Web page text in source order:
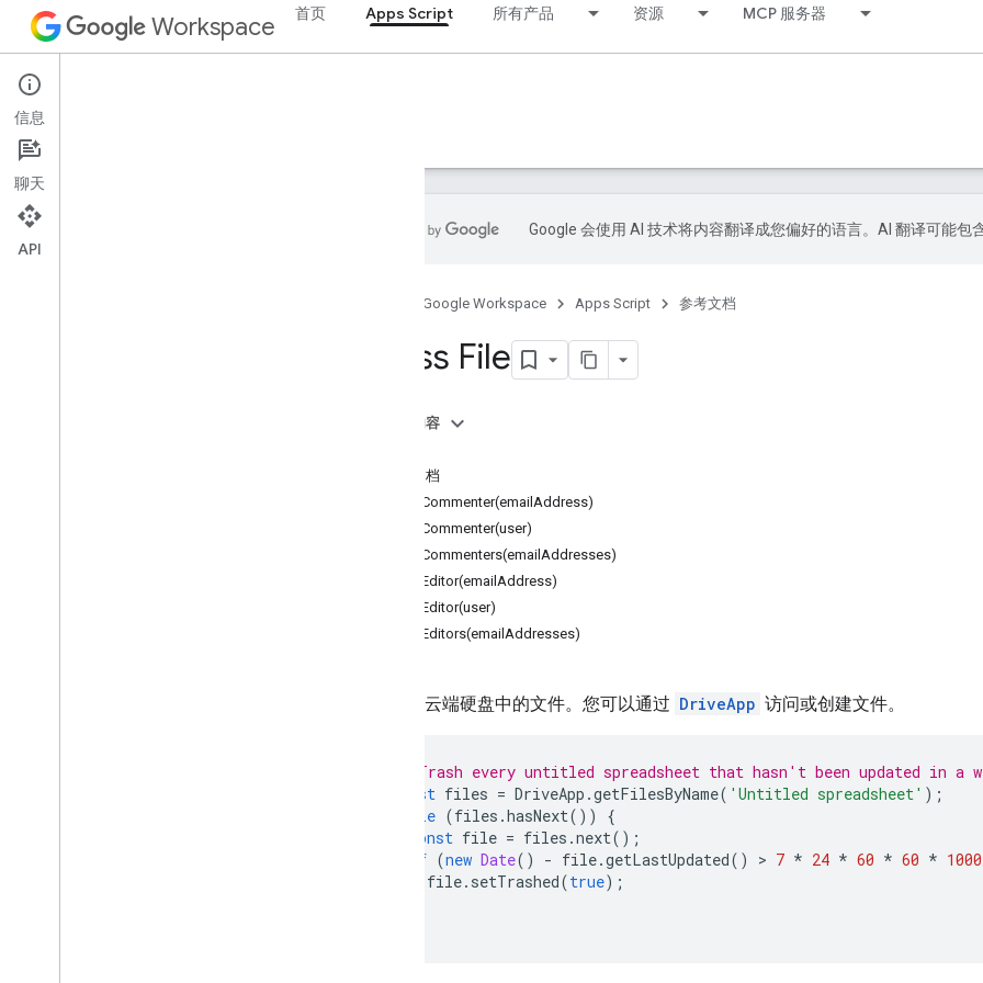
Workspace 首页 Apps Script 所有产品 资源 MCP 服务器
Apps Script
概览
Google 会使用 AI 技术将内容翻译成您偏好的语言。AI 翻译可能包
Google Workspace Apps Script 参考文档
Class File
本页内容
详细文档
addCommenter(emailAddress)
addCommenter(user)
addCommenters(emailAddresses)
addEditor(emailAddress)
addEditor(user)
addEditors(emailAddresses)
Google 云端硬盘中的文件。您可以通过 DriveApp 访问或创建文件。
// Trash every untitled spreadsheet that hasn't been updated in a
const files = DriveApp .getFilesByName( 'Untitled spreadsheet' );
while (files .hasNext())
{
const file = files .next();
if (new Date() - file.getLastUpdated() > 7 * 24 * 60 * 60 * 1000
file. setTrashed(true);
信息
聊天
API